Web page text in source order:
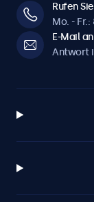
Rufen
Mo. - Fr.:
E-Mail
Antwort